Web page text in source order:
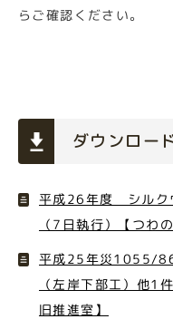
らご確認ください。
ダウンロー
平成26年度 シルク
（7日執行）【つわ
平成25年災1055/86
（左岸下部工）他1
旧推進室】